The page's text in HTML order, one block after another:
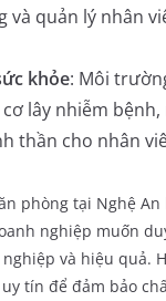
và quản lý nhân
khỏe: Môi
lây nhiễm bệnh,
thần cho nhân
phòng tại Nghệ
nghiệp muốn
và hiệu quả.
tín để đảm bảo